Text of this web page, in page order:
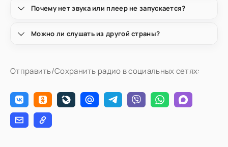
Почему нет звука или плеер не запускается?
Можно ли слушать из другой страны?
Отправить/Сохранить радио в социальных сетях: